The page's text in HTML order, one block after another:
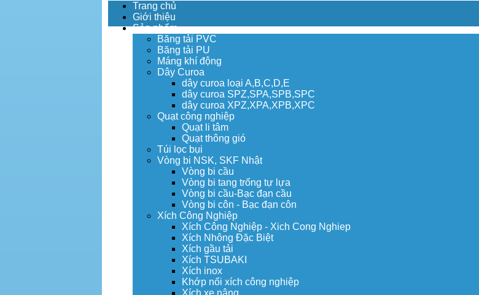
Trang chủ
Giới thiệu
Sản phẩm
Băng tải PVC
Băng tải PU
Máng khí động
Dây Curoa
dây curoa loại A,B,C,D,E
dây curoa SPZ,SPA,SPB,SPC
dây curoa XPZ,XPA,XPB,XPC
Quạt công nghiệp
Quạt li tâm
Quạt thông gió
Túi lọc bụi
Vòng bi NSK, SKF Nhật
Vòng bi cầu
Vòng bi tang trống tự lựa
Vòng bi cầu-Bạc đạn cầu
Vòng bi côn - Bạc đạn côn
Xích Công Nghiệp
Xích Công Nghiệp - Xich Cong Nghiep
Xích Nhông Đặc Biệt
Xích gầu tải
Xích TSUBAKI
Xích inox
Khớp nối xích công nghiệp
Xích xe nâng